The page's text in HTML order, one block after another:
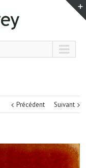
Précédent Suivant